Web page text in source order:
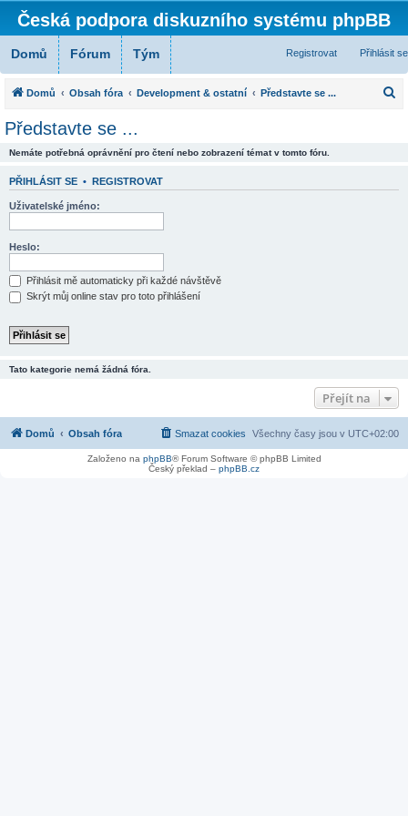
Česká podpora diskuzního systému phpBB
Domů Fórum Tým Přihlásit se
Registrovat
Domů Obsah fóra Development & ostatní Představte se ...
Představte se ...
Nemáte potřebná oprávnění pro čtení nebo zobrazení témat v tomto fóru.
PŘIHLÁSIT SE • REGISTROVAT
Uživatelské jméno:
Heslo:
Přihlásit mě automaticky při každé návštěvě
Skrýt můj online stav pro toto přihlášení
Tato kategorie nemá žádná fóra.
Přejít na
Domů Obsah fóra Všechny časy jsou v UTC+02:00
Smazat cookies
Založeno na phpBB® Forum Software © phpBB Limited
Český překlad – phpBB.cz